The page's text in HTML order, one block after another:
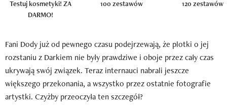
Testuj kosmetyki! ZA
DARMO!
100 zestawów 120 zestawów
Fani Dody już od pewnego czasu podejrzewają, że plotki o jej
rozstaniu z Darkiem nie były prawdziwe i oboje przez cały czas
ukrywają swój związek. Teraz internauci nabrali jeszcze
większego przekonania, a wszystko przez ostatnie fotografie
artystki. Czyżby przeoczyła ten szczegół?